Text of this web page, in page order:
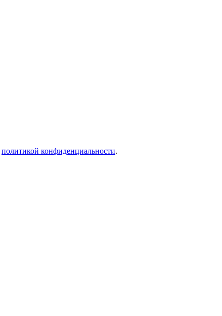
политикой конфиденциальности.